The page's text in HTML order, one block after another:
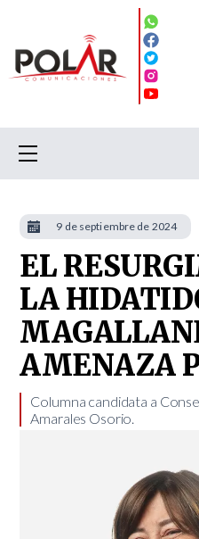
EL
LA
AMENAZA
Columna candidata a
Amarales Osorio.
9 de septiembre de 2024